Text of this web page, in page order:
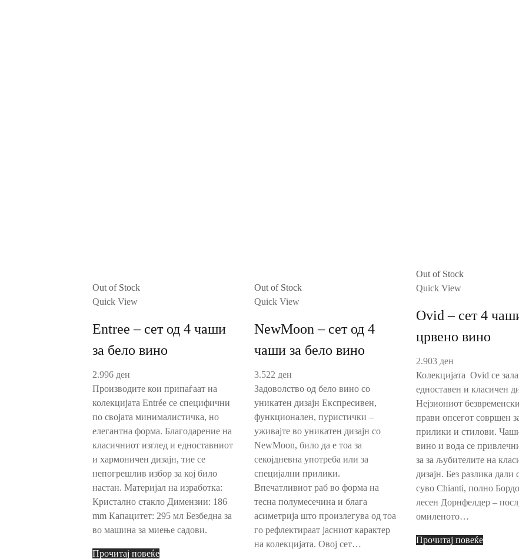
Out of Stock
Quick View
Entree – сет од 4 чаши
за бело вино
2.996 ден
Производите кои припаѓаат на
колекцијата Entréе се специфични
по својата минималистичка, но
елегантна форма. Благодарение на
класичниот изглед и едноставниот
и хармоничен дизајн, тие се
непогрешлив избор за кој било
настан. Материјал на изработка:
Кристално стакло Димензии: 186
mm Капацитет: 295 мл Безбедна за
во машина за миење садови.
Прочитај повеќе
Out of Stock
Quick View
NewMoon – сет од 4
чаши за бело вино
3.522 ден
Задоволство од бело вино со
уникатен дизајн Експресивен,
функционален, пуристички –
уживајте во уникатен дизајн со
NewMoon, било да е тоа за
секојдневна употреба или за
специјални прилики.
Впечатливиот раб во форма на
тесна полумесечина и блага
асиметрија што произлегува од тоа
го рефлектираат јасниот карактер
на колекцијата. Овој сет…
Out of Stock
Quick View
Ovid – сет 4
црвено вино
2.903 ден
Колекцијата Ovid се
едноставен и класичен
Нејзиониот
прави опсегот совршен
прилики и стилови.
вино и вода се
за за љубителите на
дизајн. Без разлика дали
суво Chianti, полно
лесен Дорнфелдер –
омиленото…
Прочитај повеќе